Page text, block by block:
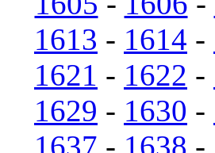
1613 - 1614 -
1621 - 1622 -
1629 - 1630 -
1637 - 1638 -